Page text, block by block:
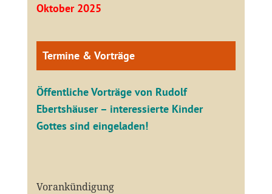
Oktober 2025
Termine & Vorträge
Öffentliche Vorträge von Rudolf
Ebertshäuser – interessierte Kinder
Gottes sind eingeladen!
Vorankündigung